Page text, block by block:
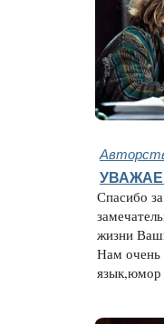
Спасибо
жизни
Нам очень
язык,юмор